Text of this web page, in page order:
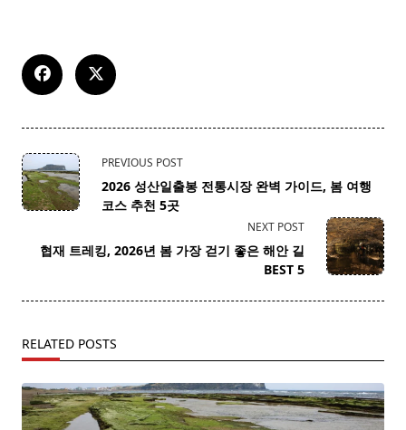
<span
class="nav-
subtitle
reader-
PREVIOUS POST
2026 성산일출봉 전통시장 완벽 가이드, 봄 여행
코스 추천 5곳
NEXT POST
협재 트레킹, 2026년 봄 가장 걷기 좋은 해안 길
BEST 5
RELATED POSTS